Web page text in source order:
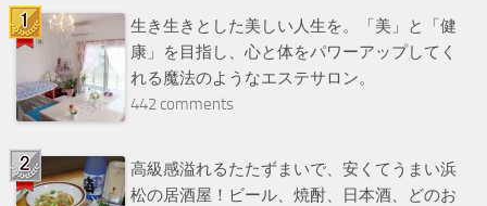
生き生きとした美しい人生を。「美」と「健
康」を目指し、心と体をパワーアップしてく
れる魔法のようなエステサロン。
442 comments
高級感溢れるたたずまいで、安くてうまい浜
松の居酒屋！ビール、焼酎、日本酒、どのお